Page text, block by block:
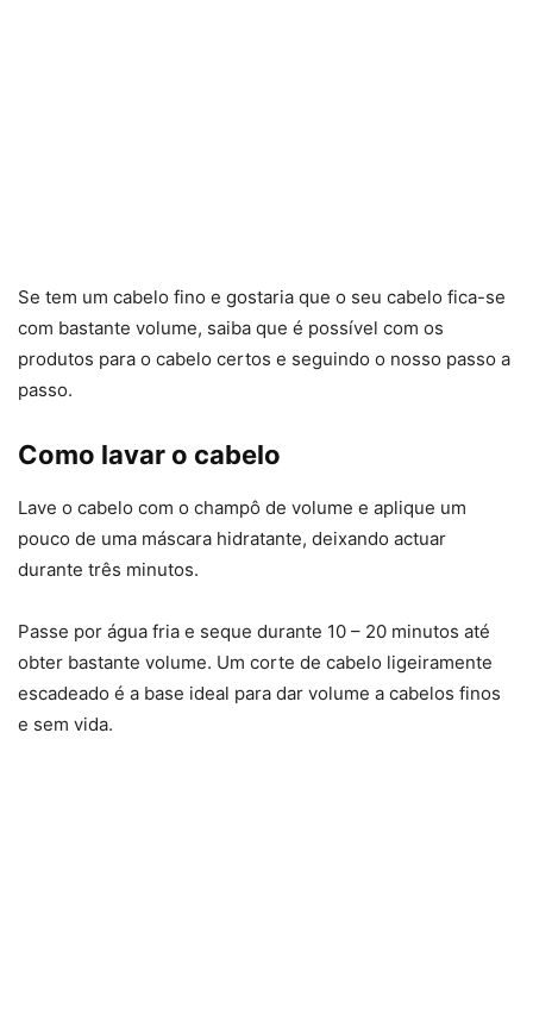
Se tem um cabelo fino e gostaria que o seu cabelo fica-se
com bastante volume, saiba que é possível com os
produtos para o cabelo certos e seguindo o nosso passo a
passo.
Como lavar o cabelo
Lave o cabelo com o champô de volume e aplique um
pouco de uma máscara hidratante, deixando actuar
durante três minutos.
Passe por água fria e seque durante 10 – 20 minutos até
obter bastante volume. Um corte de cabelo ligeiramente
escadeado é a base ideal para dar volume a cabelos finos
e sem vida.